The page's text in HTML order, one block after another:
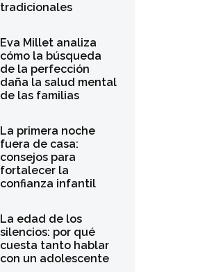
importancia de la
autoestima en la
infancia para el éxito
futuro
crianza ante la
cultura de la
inmediatez: por qué
los niños nunca
parecen satisfechos
El verano y los
padres chóferes: por
qué es importante
fomentar la